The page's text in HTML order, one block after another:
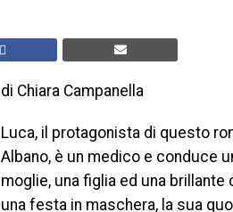
di Chiara Campanella
Luca, il protagonista di questo
Albano, è un medico e conduce
moglie, una figlia ed una brillante
una festa in maschera, la sua